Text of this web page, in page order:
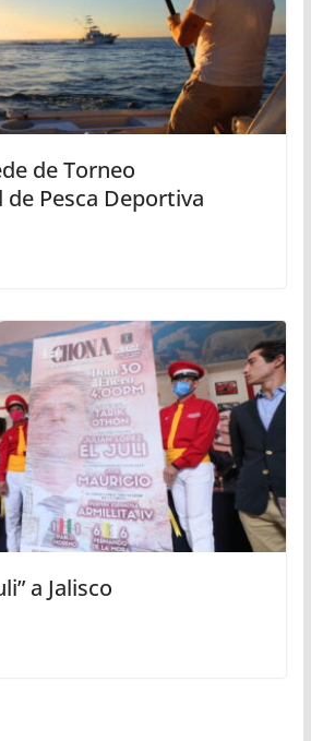
de Torneo
Pesca Deportiva
a Jalisco